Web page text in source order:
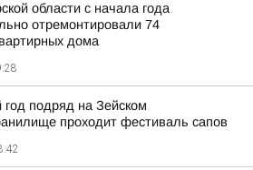
области с начала года
отремонтировали 74
дома
год подряд на Зейском
проходит фестиваль сапов